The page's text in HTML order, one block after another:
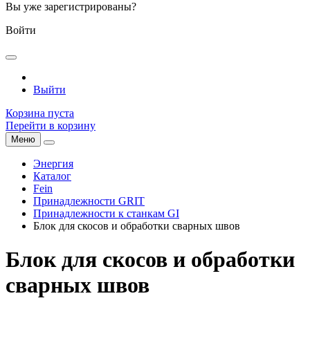
Вы уже зарегистрированы?
Войти
Выйти
Корзина пуста
Перейти в корзину
Меню
Энергия
Каталог
Fein
Принадлежности GRIT
Принадлежности к станкам GI
Блок для скосов и обработки сварных швов
Блок для скосов и обработки
сварных швов